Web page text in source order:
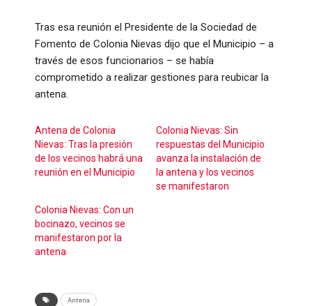
Tras esa reunión el Presidente de la Sociedad de
Fomento de Colonia Nievas dijo que el Municipio – a
través de esos funcionarios – se había
comprometido a realizar gestiones para reubicar la
antena.
Antena de Colonia
Nievas: Tras la presión
de los vecinos habrá una
reunión en el Municipio
Colonia Nievas: Sin
respuestas del Municipio
avanza la instalación de
la antena y los vecinos
se manifestaron
Colonia Nievas: Con un
bocinazo, vecinos se
manifestaron por la
antena
Antena